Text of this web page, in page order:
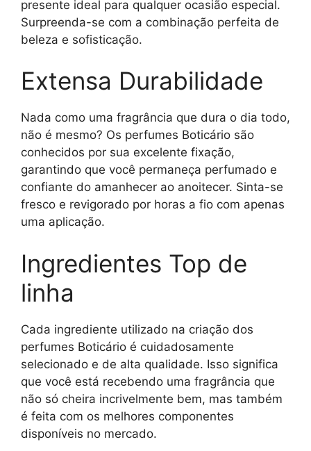
presente ideal para qualquer ocasião especial.
Surpreenda-se com a combinação perfeita de
beleza e sofisticação.
Extensa Durabilidade
Nada como uma fragrância que dura o dia todo,
não é mesmo? Os perfumes Boticário são
conhecidos por sua excelente fixação,
garantindo que você permaneça perfumado e
confiante do amanhecer ao anoitecer. Sinta-se
fresco e revigorado por horas a fio com apenas
uma aplicação.
Ingredientes Top de
linha
Cada ingrediente utilizado na criação dos
perfumes Boticário é cuidadosamente
selecionado e de alta qualidade. Isso significa
que você está recebendo uma fragrância que
não só cheira incrivelmente bem, mas também
é feita com os melhores componentes
disponíveis no mercado.